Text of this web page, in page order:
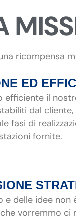
ricompensa
ED
efficiente il
dal cliente,
fasi di
fornite.
e delle idee non
vorremmo ci